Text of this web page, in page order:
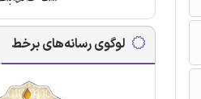
لوگوی رسانه‌های برخط